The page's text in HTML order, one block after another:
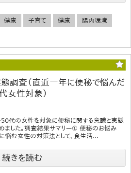
健康 子育て 健康 腸内環境
調査（直近一年に便秘で悩んだ
女性対象）
50代の女性を対象に便秘に関する意識と実態
ました。調査結果サマリー① 便秘のお悩み
悩む女性の対策法として、食生活...
続きを読む